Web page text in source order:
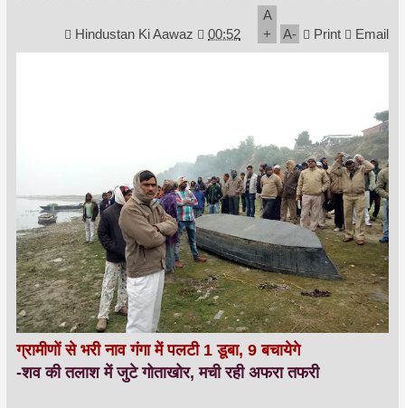
Hindustan Ki Aawaz 00:52
A
+
A- Print Email
ग्रामीणों से भरी नाव गंगा में पलटी 1 डूबा, 9 बचायेगे
-शव की तलाश में जुटे गोताखोर, मची रही अफरा तफरी